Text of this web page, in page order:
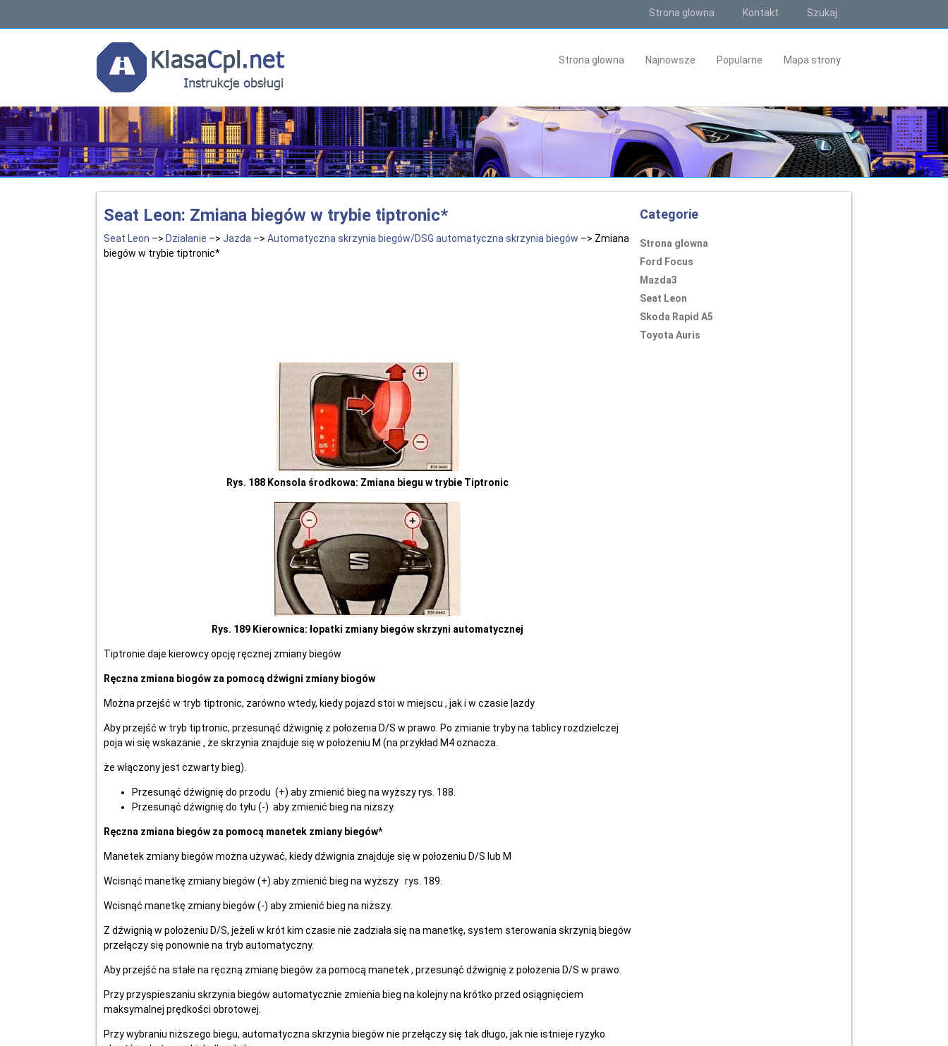
Strona glowna Kontakt Szukaj
Strona glowna Najnowsze Popularne Mapa strony
Seat Leon: Zmiana biegów w trybie tiptronic*
Seat Leon –> Działanie –> Jazda –> Automatyczna skrzynia biegów/DSG automatyczna skrzynia biegów –> Zmiana
biegów w trybie tiptronic*
Rys. 188 Konsola środkowa: Zmiana biegu w trybie Tiptronic
Rys. 189 Kierownica: łopatki zmiany biegów skrzyni automatycznej
Tiptronie daje kierowcy opcję ręcznej zmiany biegów
Ręczna zmiana biogów za pomocą dźwigni zmiany biogów
Można przejść w tryb tiptronic, zarówno wtedy, kiedy pojazd stoi w miejscu , jak i w czasie |azdy
Aby przejść w tryb tiptronic, przesunąć dźwignię z położenia D/S w prawo. Po zmianie tryby na tablicy rozdzielczej
poja wi się wskazanie , że skrzynia znajduje się w położeniu M (na przykład M4 oznacza.
że włączony jest czwarty bieg).
Przesunąć dźwignię do przodu (+) aby zmienić bieg na wyższy rys. 188.
Przesunąć dźwignię do tyłu (-) aby zmienić bieg na niższy.
Ręczna zmiana biegów za pomocą manetek zmiany biegów*
Manetek zmiany biegów można używać, kiedy dźwignia znajduje się w położeniu D/S lub M
Wcisnąć manetkę zmiany biegów (+) aby zmienić bieg na wyższy rys. 189.
Wcisnąć manetkę zmiany biegów (-) aby zmienić bieg na niższy.
Z dźwignią w położeniu D/S, jeżeli w krót kim czasie nie zadziała się na manetkę, system sterowania skrzynią biegów
przełączy się ponownie na tryb automatyczny.
Aby przejść na stałe na ręczną zmianę biegów za pomocą manetek , przesunąć dźwignię z położenia D/S w prawo.
Przy przyspieszaniu skrzynia biegów automatycznie zmienia bieg na kolejny na krótko przed osiągnięciem
maksymalnej prędkości obrotowej.
Przy wybraniu niższego biegu, automatyczna skrzynia biegów nie przełączy się tak długo, jak nie istnieje ryzyko
Categorie
Strona glowna
Ford Focus
Mazda3
Seat Leon
Skoda Rapid A5
Toyota Auris